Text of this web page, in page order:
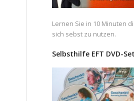
Lernen Sie in 10 Minuten
sich sebst zu nutzen.
Selbsthilfe EFT DVD-Set